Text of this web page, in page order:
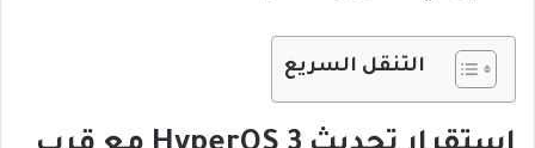
التنقل السريع